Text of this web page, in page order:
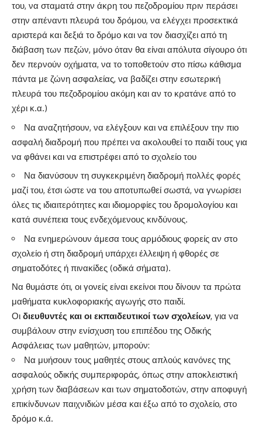
του, να σταματά στην άκρη του πεζοδρομίου πριν περάσει
στην απέναντι πλευρά του δρόμου, να ελέγχει προσεκτικά
αριστερά και δεξιά το δρόμο και να τον διασχίζει από τη
διάβαση των πεζών, μόνο όταν θα είναι απόλυτα σίγουρο ότι
δεν περνούν οχήματα, να το τοποθετούν στο πίσω κάθισμα
πάντα με ζώνη ασφαλείας, να βαδίζει στην εσωτερική
πλευρά του πεζοδρομίου ακόμη και αν το κρατάνε από το
χέρι κ.α.)
Να αναζητήσουν, να ελέγξουν και να επιλέξουν την πιο
ασφαλή διαδρομή που πρέπει να ακολουθεί το παιδί τους για
να φθάνει και να επιστρέφει από το σχολείο του
Να διανύσουν τη συγκεκριμένη διαδρομή πολλές φορές
μαζί του, έτσι ώστε να του αποτυπωθεί σωστά, να γνωρίσει
όλες τις ιδιαιτερότητες και ιδιομορφίες του δρομολογίου και
κατά συνέπεια τους ενδεχόμενους κινδύνους.
Να ενημερώνουν άμεσα τους αρμόδιους φορείς αν στο
σχολείο ή στη διαδρομή υπάρχει έλλειψη ή φθορές σε
σηματοδότες ή πινακίδες (οδικά σήματα).
Να θυμάστε ότι, οι γονείς είναι εκείνοι που δίνουν τα πρώτα
μαθήματα κυκλοφοριακής αγωγής στο παιδί.
Οι διευθυντές και οι εκπαιδευτικοί των σχολείων, για να
συμβάλουν στην ενίσχυση του επιπέδου της Οδικής
Ασφάλειας των μαθητών, μπορούν:
Να μυήσουν τους μαθητές στους απλούς κανόνες της
ασφαλούς οδικής συμπεριφοράς, όπως στην αποκλειστική
χρήση των διαβάσεων και των σηματοδοτών, στην αποφυγή
επικίνδυνων παιχνιδιών μέσα και έξω από το σχολείο, στο
δρόμο κ.ά.